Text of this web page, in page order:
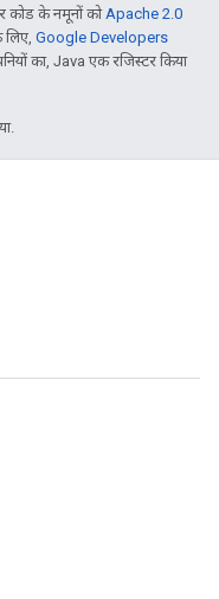
के नमूनों कोApache 2.0
लिए, Google Developers
का, Java एक रजिस्टर किया